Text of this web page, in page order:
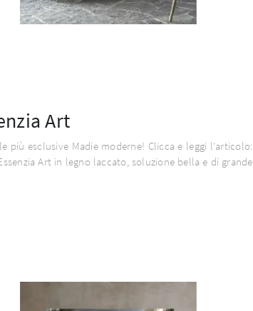
Art
più esclusive Madie moderne! Clicca e leggi l'articolo:
Art in legno laccato, soluzione bella e di grande